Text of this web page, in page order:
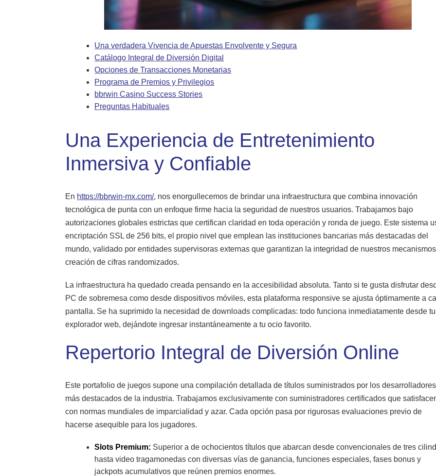
Una verdadera Vivencia de Apuestas Envolvente y Segura
Catálogo Integral de Diversión Digital
Opciones de Transacciones Monetarias
Programa de Premios y Privilegios
bbrwin Casino Success Stories
Preguntas Habituales
Una Experiencia de Entretenimiento
Inmersiva y Confiable
En https://bbrwin-mx.com/, nos enorgullecemos de brindar una infraestructura que combina innovación
tecnológica de punta con un enfoque firme hacia la seguridad de nuestros usuarios. Trabajamos bajo
autorizaciones globales estrictas que certifican claridad en toda operación y ronda de juego. Este sistema
encriptación SSL de 256 bits, el propio nivel que emplean las instituciones bancarias más destacadas del
mundo, validado por entidades supervisoras externas que garantizan la integridad de nuestros
creación de cifras randomizados.
La infraestructura ha quedado creada pensando en la accesibilidad absoluta. Tanto si te gusta disfrutar
PC de sobremesa como desde dispositivos móviles, esta plataforma responsive se ajusta óptimamente a
pantalla. Se ha suprimido la necesidad de downloads complicadas: todo funciona inmediatamente desde tu
explorador web, dejándote ingresar instantáneamente a tu ocio favorito.
Repertorio Integral de Diversión Online
Este portafolio de juegos supone una compilación detallada de títulos suministrados por los desarrolladores
más destacados de la industria. Trabajamos exclusivamente con suministradores certificados que
con normas mundiales de imparcialidad y azar. Cada opción pasa por rigurosas evaluaciones previo de
hacerse asequible para los jugadores.
Slots Premium: Superior a de ochocientos títulos que abarcan desde convencionales de tres
hasta video tragamonedas con diversas vías de ganancia, funciones especiales, fases bonus y
jackpots acumulativos que reúnen premios enormes.